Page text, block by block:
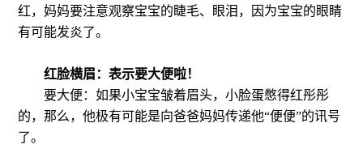
红，妈妈要注意观察宝宝的睫毛、眼泪，因为宝宝的眼睛
有可能发炎了。
红脸横眉：表示要大便啦！
要大便：如果小宝宝皱着眉头，小脸蛋憋得红彤彤
的，那么，他极有可能是向爸爸妈妈传递他“便便”的讯号
了。